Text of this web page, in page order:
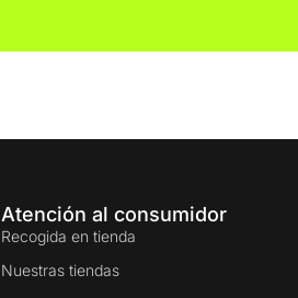
Atención al consumidor
Recogida en tienda
Nuestras tiendas